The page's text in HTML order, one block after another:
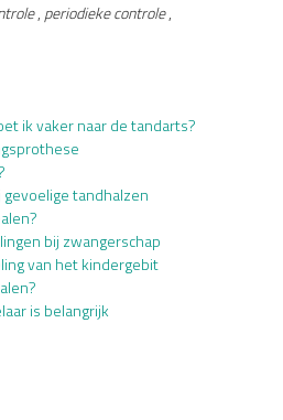
, periodieke controle,
ik vaker naar de tandarts?
tandhalzen
bij zwangerschap
van het kindergebit
is belangrijk